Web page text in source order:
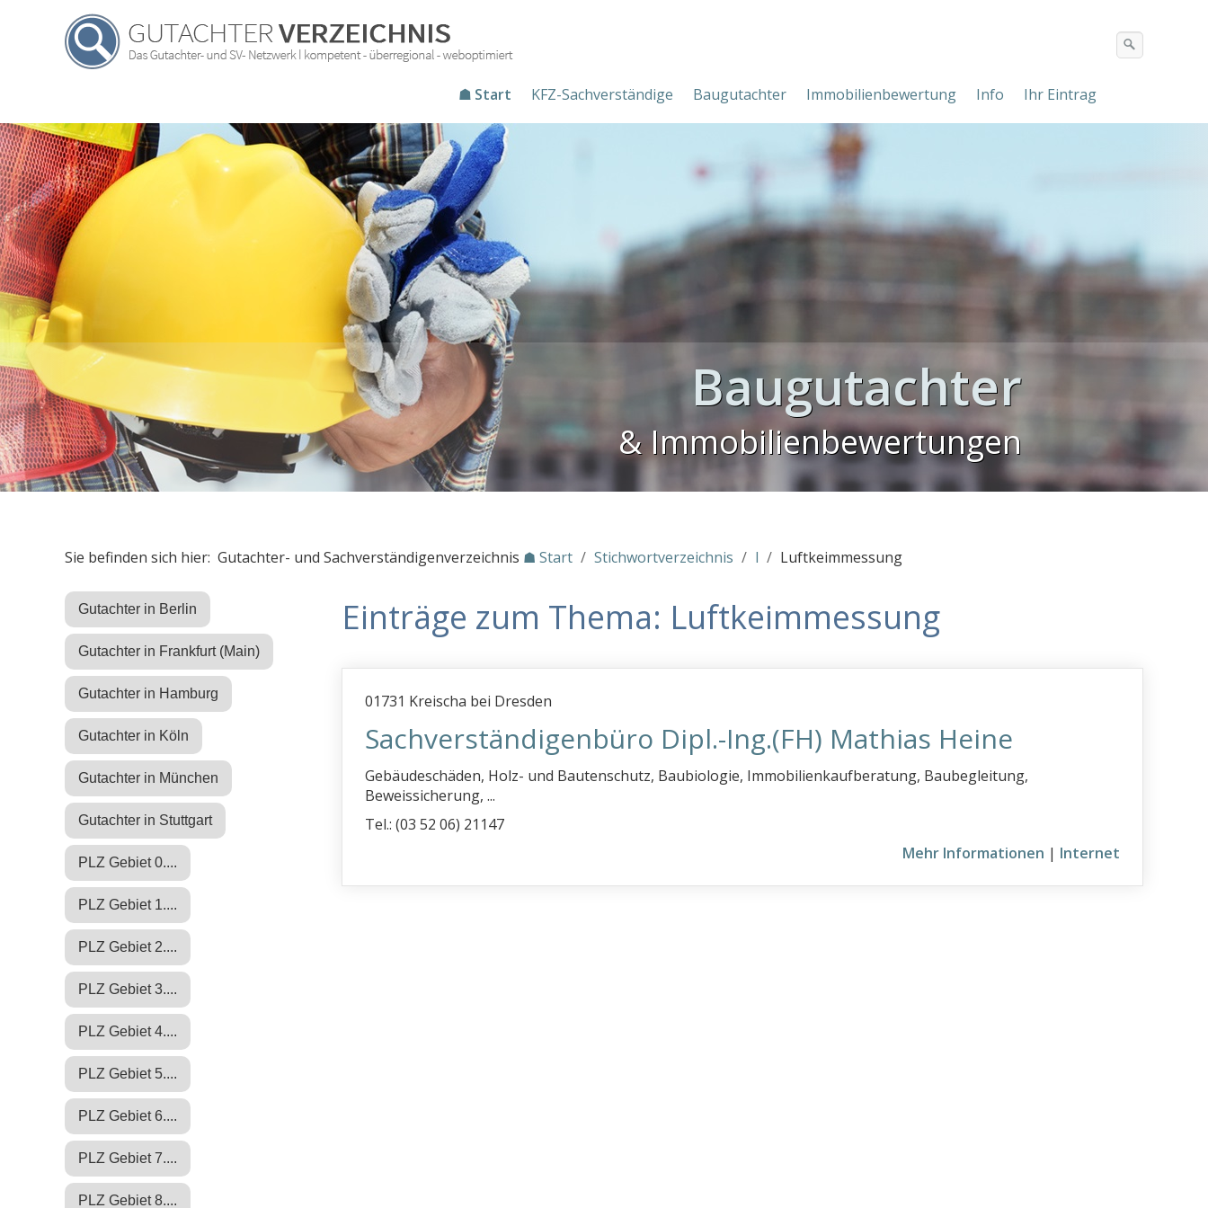
☗ Start KFZ-Sachverständige Baugutachter Immobilienbewertung Info Ihr Eintrag
Baugutachter
& Immobilienbewertungen
Sie befinden sich hier: Gutachter- und Sachverständigenverzeichnis ☗ Start / Stichwortverzeichnis / l / Luftkeimmessung
Gutachter in Berlin
Gutachter in Frankfurt (Main)
Gutachter in Hamburg
Gutachter in Köln
Gutachter in München
Gutachter in Stuttgart
PLZ Gebiet 0....
PLZ Gebiet 1....
PLZ Gebiet 2....
PLZ Gebiet 3....
PLZ Gebiet 4....
PLZ Gebiet 5....
PLZ Gebiet 6....
PLZ Gebiet 7....
PLZ Gebiet 8....
Einträge zum Thema: Luftkeimmessung
01731 Kreischa bei Dresden
Sachverständigenbüro Dipl.-Ing.(FH) Mathias Heine
Gebäudeschäden, Holz- und Bautenschutz, Baubiologie, Immobilienkaufberatung, Baubegleitung,
Beweissicherung, ...
Tel.: (03 52 06) 21147
Mehr Informationen | Internet